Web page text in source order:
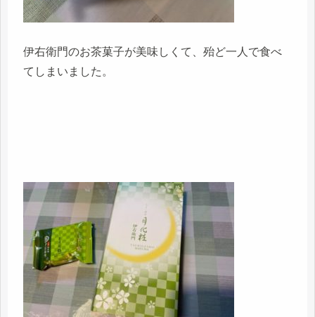
伊右衛門のお茶菓子が美味しくて、殆ど一人で食べ
てしまいました。